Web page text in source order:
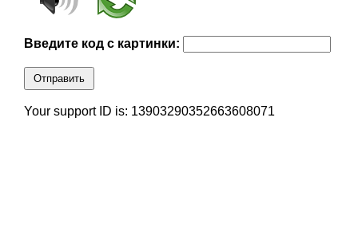
Введите код с картинки:
Отправить
Your support ID is: 13903290352663608071